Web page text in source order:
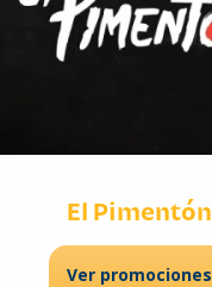
El Pimentón
Ver promociones